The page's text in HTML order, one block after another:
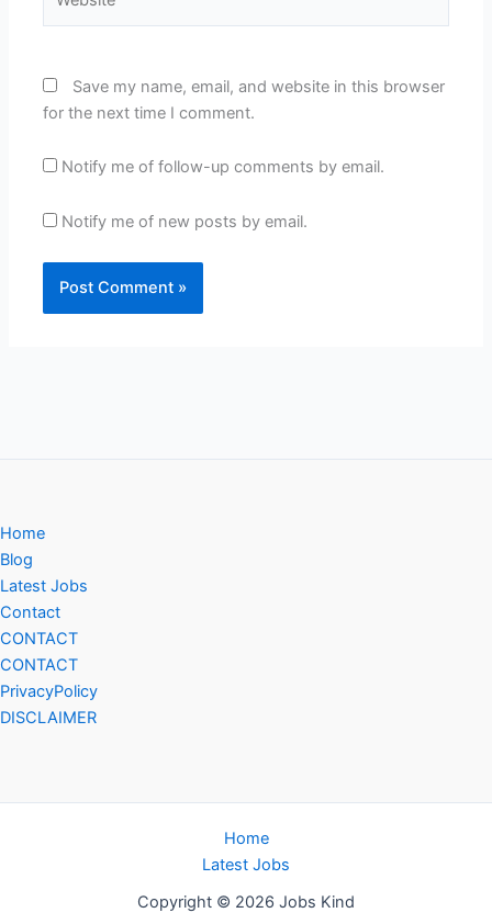
Save my name, email, and website in this browser
for the next time I comment.
Notify me of follow-up comments by email.
Notify me of new posts by email.
Home
Blog
Latest Jobs
Contact
CONTACT
CONTACT
PrivacyPolicy
DISCLAIMER
Home
Latest Jobs
Copyright © 2026 Jobs Kind